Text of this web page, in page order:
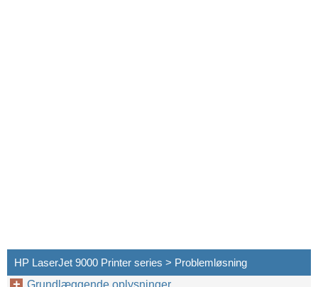
HP LaserJet 9000 Printer series > Problemløsning
Grundlæggende oplysninger